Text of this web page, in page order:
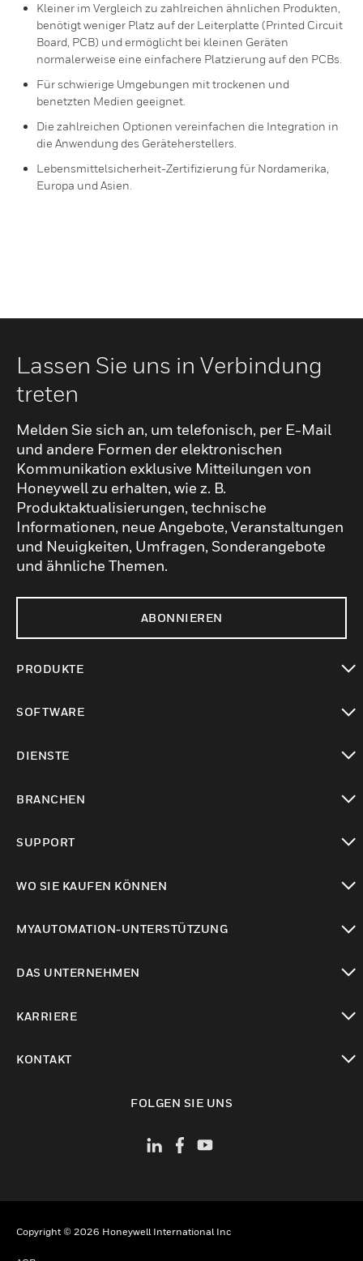
Kleiner im Vergleich zu zahlreichen ähnlichen Produkten,
benötigt weniger Platz auf der Leiterplatte (Printed Circuit
Board, PCB) und ermöglicht bei kleinen Geräten
normalerweise eine einfachere Platzierung auf den PCBs.
Für schwierige Umgebungen mit trockenen und
benetzten Medien geeignet.
Die zahlreichen Optionen vereinfachen die Integration in
die Anwendung des Geräteherstellers.
Lebensmittelsicherheit-Zertifizierung für Nordamerika,
Europa und Asien.
Lassen Sie uns in Verbindung
treten
Melden Sie sich an, um telefonisch, per E-Mail
und andere Formen der elektronischen
Kommunikation exklusive Mitteilungen von
Honeywell zu erhalten, wie z. B.
Produktaktualisierungen, technische
Informationen, neue Angebote, Veranstaltungen
und Neuigkeiten, Umfragen, Sonderangebote
und ähnliche Themen.
ABONNIEREN
PRODUKTE
SOFTWARE
DIENSTE
BRANCHEN
SUPPORT
WO SIE KAUFEN KÖNNEN
MYAUTOMATION-UNTERSTÜTZUNG
DAS UNTERNEHMEN
KARRIERE
KONTAKT
FOLGEN SIE UNS
Copyright © 2026 Honeywell International Inc